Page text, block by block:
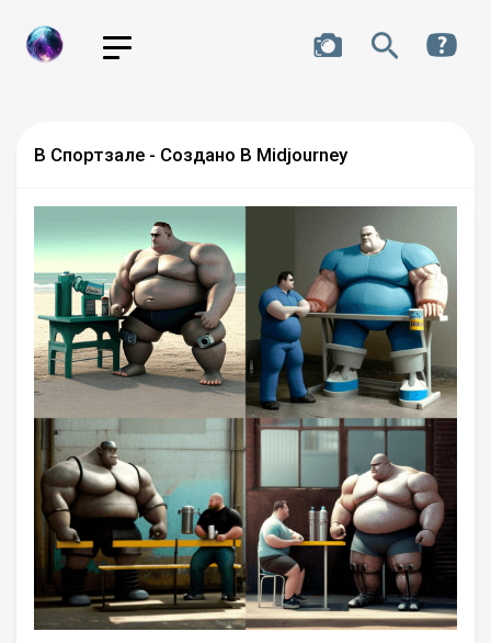
В Спортзале - Создано В Midjourney